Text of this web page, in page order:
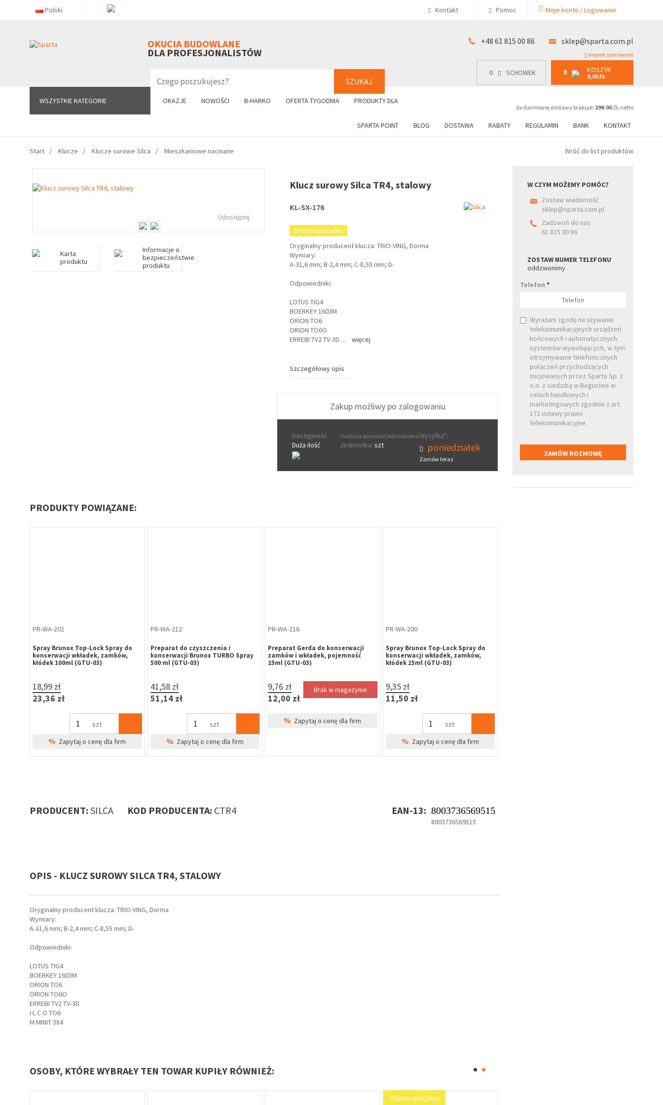
Polski Kontakt Pomoc Moje konto / Logowanie
OKUCIA BUDOWLANE
DLA PROFESJONALISTÓW
SZUKAJ
+48 61 815 00 86 sklep@sparta.com.pl
import zamówień
0 SCHOWEK 0 KOSZYK
0,00 ZŁ
do darmowej dostawy brakuje: 299.00ZŁ netto
WSZYSTKIE KATEGORIE OKAZJE NOWOŚCI B-HARKO OFERTA TYGODNIA PRODUKTY DLA
SPARTA POINT BLOG DOSTAWA RABATY REGULAMIN BANK KONTAKT
WSZYSTKIE KATEGORIE 0 SCHOWEK 0 KOSZYK
0,00 ZŁ
+48 61 815 00 86
Start Klucze Klucze surowe Silca Mieszkaniowe nacinane Wróć do list produktów
Udostępnij
Karta
produktu
Informacje o
bezpieczeństwie
produktu
Klucz surowy Silca TR4, stalowy
KL-SX-176
Oferta specjalna
Oryginalny producent klucza: TRIO-VING, Dorma
Wymiary:
A-31,6 mm; B-2,4 mm; C-8,55 mm; D-
Odpowiedniki:
LOTUS TIG4
BOERKEY 1603M
ORION TO6
ORION TO6O
ERREBI TV2 TV-3D ... więcej
Szczegółowy opis
Zakup możliwy po zalogowaniu
Dostępność:
Duża ilość
możliwa sprzedaż jednostkowa
Jednostka: szt
Wysyłka*:
poniedziałek
Zamów teraz
PRODUKTY POWIĄZANE:
PR-WA-202
Spray Brunox Top-Lock Spray do
konserwacji wkładek, zamków,
kłódek 100ml (GTU-03)
18,99 zł
23,36 zł
szt
% Zapytaj o cenę dla firm
PR-WA-212
Preparat do czyszczenia i
konserwacji Brunox TURBO Spray
500 ml (GTU-03)
41,58 zł
51,14 zł
szt
% Zapytaj o cenę dla firm
PR-WA-216
Preparat Gerda do konserwacji
zamków i wkładek, pojemność
25ml (GTU-03)
9,76 zł
12,00 zł
Brak w magazynie
% Zapytaj o cenę dla firm
PR-WA-200
Spray Brunox Top-Lock Spray do
konserwacji wkładek, zamków,
kłódek 25ml (GTU-03)
9,35 zł
11,50 zł
szt
% Zapytaj o cenę dla firm
PRODUCENT: SILCA KOD PRODUCENTA: CTR4 EAN-13: 8003736569515
8003736569515
OPIS - KLUCZ SUROWY SILCA TR4, STALOWY
Oryginalny producent klucza: TRIO-VING, Dorma
Wymiary:
A-31,6 mm; B-2,4 mm; C-8,55 mm; D-
Odpowiedniki:
LOTUS TIG4
BOERKEY 1603M
ORION TO6
ORION TO6O
ERREBI TV2 TV-3D
I L C O TO6
M.MINIT 384
OSOBY, KTÓRE WYBRAŁY TEN TOWAR KUPIŁY RÓWNIEŻ:
Oferta specjalna
W CZYM MOŻEMY POMÓC?
Zostaw wiadomość
sklep@sparta.com.pl
Zadzwoń do nas
61 815 00 86
ZOSTAW NUMER TELEFONU
oddzwonimy
Telefon*
Wyrażam zgodę na używanie
telekomunikacyjnych urządzeń
końcowych i automatycznych
systemów wywołujących, w tym
otrzymywanie telefonicznych
połączeń przychodzących
inicjowanych przez Sparta Sp. z
o.o. z siedzibą w Bogucinie w
celach handlowych i
marketingowych zgodnie z art.
172 ustawy prawo
telekomunikacyjne.